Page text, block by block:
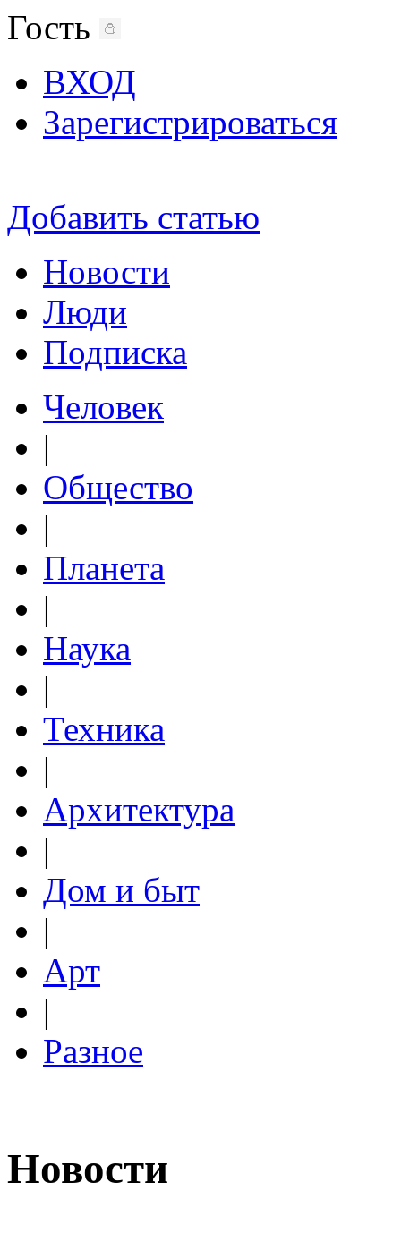
Гость
ВХОД
Зарегистрироваться
Добавить статью
Новости
Люди
Подписка
Человек
|
Общество
|
Планета
|
Наука
|
Техника
|
Архитектура
|
Дом и быт
|
Арт
|
Разное
Новости